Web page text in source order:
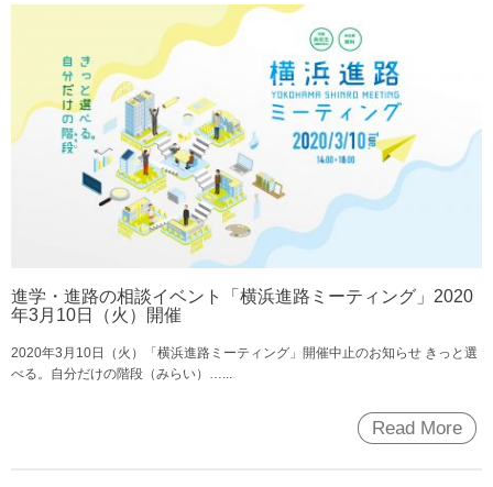
進学・進路の相談イベント「横浜進路ミーティング」2020
年3月10日（火）開催
2020年3月10日（火）「横浜進路ミーティング」開催中止のお知らせ きっと選
べる。自分だけの階段（みらい）…...
Read More